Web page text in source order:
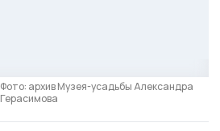
Фото: архив Музея-усадьбы Александра
Герасимова